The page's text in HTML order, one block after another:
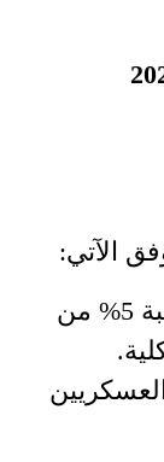
الآتي:
منح وزارة التعليم العالي بنسبة 5% من